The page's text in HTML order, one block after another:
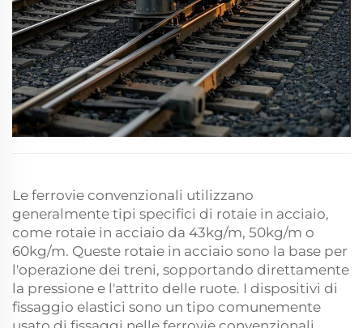
Le ferrovie convenzionali utilizzano
generalmente tipi specifici di rotaie in acciaio,
come rotaie in acciaio da 43kg/m, 50kg/m o
60kg/m. Queste rotaie in acciaio sono la base per
l'operazione dei treni, sopportando direttamente
la pressione e l'attrito delle ruote. I dispositivi di
fissaggio elastici sono un tipo comunemente